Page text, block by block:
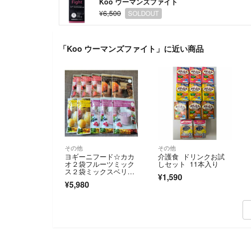
¥6,500
SOLDOUT
「Koo ウーマンズファイト」に近い商品
その他
ヨギーニフード☆カカ
オ２袋フルーツミック
ス２袋ミックスベリー
３袋ストロベリー３袋
☆合計10袋
¥5,980
その他
介護食 ドリンクお試
しセット 11本入り
¥1,590